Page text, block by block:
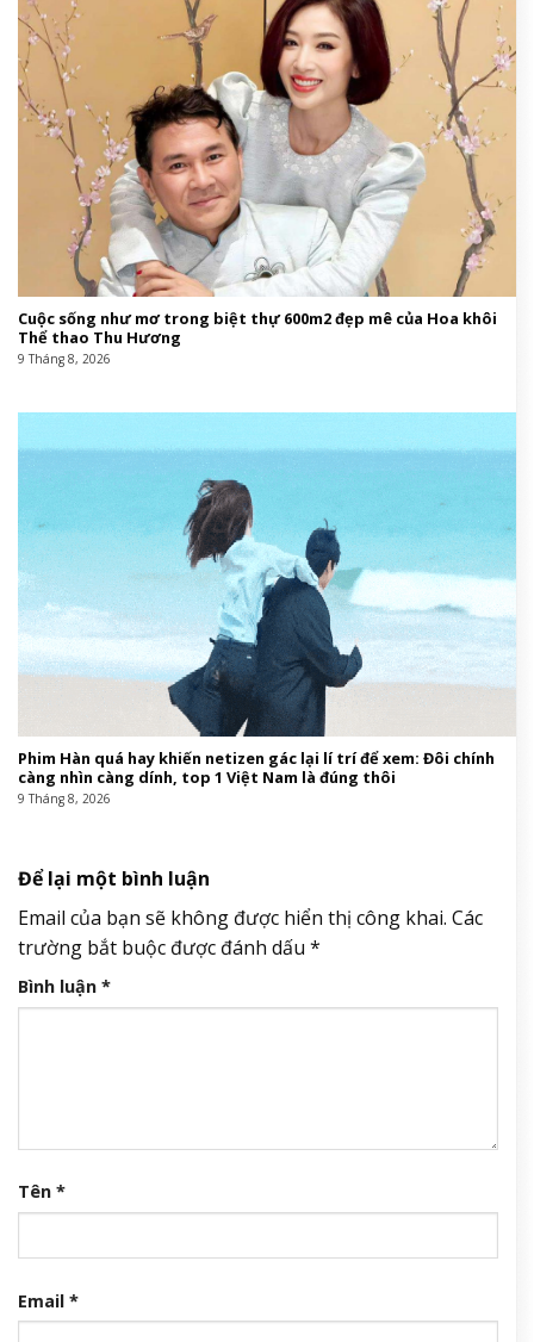
Cuộc sống như mơ trong biệt thự 600m2 đẹp mê của Hoa khôi
Thể thao Thu Hương
9 Tháng 8, 2026
Phim Hàn quá hay khiến netizen gác lại lí trí để xem: Đôi chính
càng nhìn càng dính, top 1 Việt Nam là đúng thôi
9 Tháng 8, 2026
Để lại một bình luận
Email của bạn sẽ không được hiển thị công khai. Các
trường bắt buộc được đánh dấu *
Bình luận *
Tên *
Email *